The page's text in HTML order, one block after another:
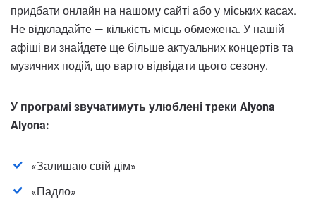
придбати онлайн на нашому сайті або у міських касах.
Не відкладайте — кількість місць обмежена. У нашій
афіші ви знайдете ще більше актуальних концертів та
музичних подій, що варто відвідати цього сезону.
У програмі звучатимуть улюблені треки Alyona
Alyona:
«Залишаю свій дім»
«Падло»